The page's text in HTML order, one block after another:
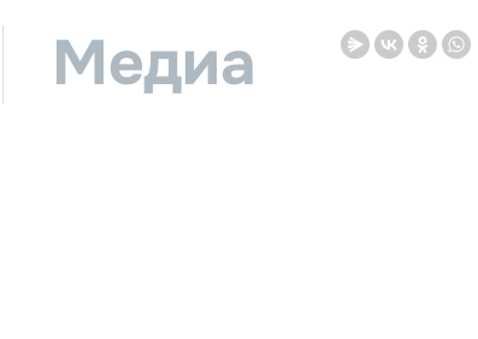
Медиа